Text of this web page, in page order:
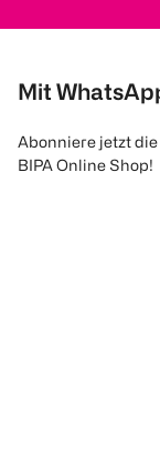
Mit
Abonniere jetzt die
BIPA Online Shop!